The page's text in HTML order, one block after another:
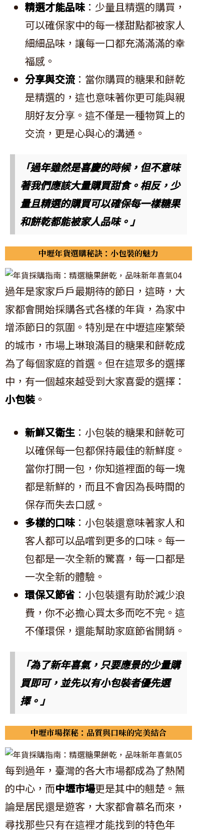
精選才能品味：少量且精選的購買，
可以確保家中的每一樣甜點都被家人
細細品味，讓每一口都充滿滿滿的幸
福感。
分享與交流 ：當你購買的糖果和餅乾
是精選的，這也意味著你更可能與親
朋好友分享。這不僅是一種物質上的
交流，更是心與心的溝通。
「過年雖然是喜慶的時候，但不意味
著我們應該大量購買甜食。相反，少
量且精選的購買可以確保每一樣糖果
和餅乾都能被家人品味。」
中壢年貨選購秘訣：小包裝的魅力
過年是家家戶戶最期待的節日，這時，大
家都會開始採購各式各樣的年貨，為家中
增添節日的氛圍。特別是在中壢這座繁榮
的城市，市場上琳琅滿目的糖果和餅乾成
為了每個家庭的首選。但在這眾多的選擇
中，有一個越來越受到大家喜愛的選擇：
小包裝。
新鮮又衛生 ：小包裝的糖果和餅乾可
以確保每一包都保持最佳的新鮮度。
當你打開一包，你知道裡面的每一塊
都是新鮮的，而且不會因為長時間的
保存而失去口感。
多樣的口味：小包裝還意味著家人和
客人都可以品嚐到更多的口味。每一
包都是一次全新的驚喜，每一口都是
一次全新的體驗。
環保又節省 ：小包裝還有助於減少浪
費，你不必擔心買太多而吃不完。這
不僅環保，還能幫助家庭節省開銷。
「為了新年喜氣，只要應景的少量購
買即可，並先以有小包裝者優先選
擇。」
中壢市場探秘：品質與口味的完美結合
每到過年，臺灣的各大市場都成為了熱鬧
的中心，而中壢市場更是其中的翹楚。無
論是居民還是遊客，大家都會慕名而來，
尋找那些只有在這裡才能找到的特色年